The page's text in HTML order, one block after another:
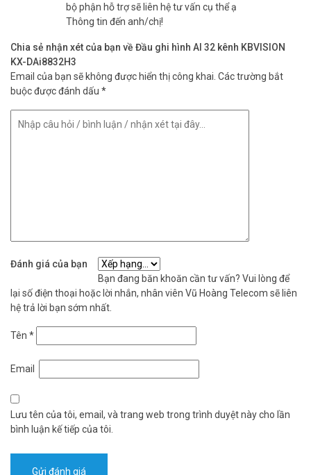
bộ phận hỗ trợ sẽ liên hệ tư vấn cụ thể ạ
Thông tin đến anh/chị!
Chia sẻ nhận xét của bạn về Đầu ghi hình AI 32 kênh KBVISION
KX-DAi8832H3
Email của bạn sẽ không được hiển thị công khai. Các trường bắt
buộc được đánh dấu *
Đánh giá của bạn
Bạn đang băn khoăn cần tư vấn? Vui lòng để
lại số điện thoại hoặc lời nhắn, nhân viên Vũ Hoàng Telecom sẽ liên
hệ trả lời bạn sớm nhất.
Tên *
Email
Lưu tên của tôi, email, và trang web trong trình duyệt này cho lần
bình luận kế tiếp của tôi.